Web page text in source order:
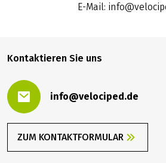
E-Mail:
Kontaktieren Sie uns
info@velociped.de
ZUM KONTAKTFORMULAR